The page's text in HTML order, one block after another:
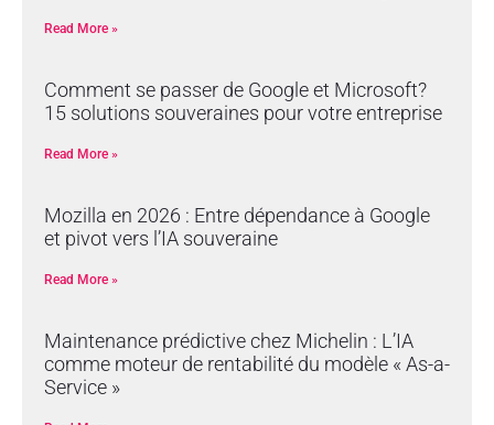
Read More »
Comment se passer de Google et Microsoft?
15 solutions souveraines pour votre entreprise
Read More »
Mozilla en 2026 : Entre dépendance à Google
et pivot vers l’IA souveraine
Read More »
Maintenance prédictive chez Michelin : L’IA
comme moteur de rentabilité du modèle « As-a-
Service »